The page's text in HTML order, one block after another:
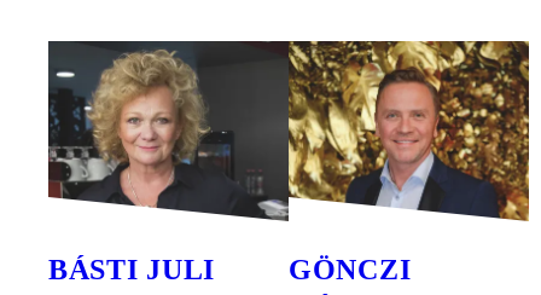
BÁSTI JULI
GÖNCZI